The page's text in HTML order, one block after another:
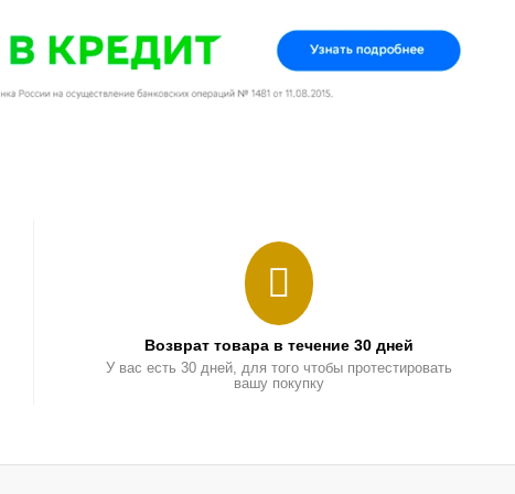
Возврат товара в течение 30 дней
У вас есть 30 дней, для того чтобы протестировать
вашу покупку